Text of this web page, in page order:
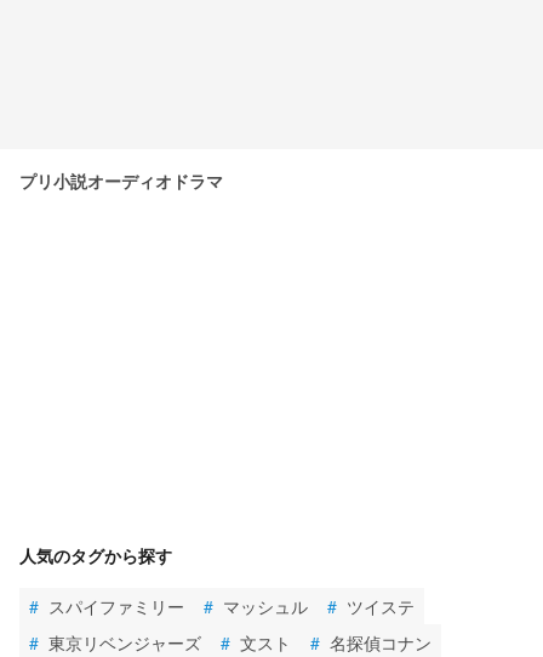
プリ小説オーディオドラマ
人気のタグから探す
# スパイファミリー # マッシュル # ツイステ
# 東京リベンジャーズ # 文スト # 名探偵コナン